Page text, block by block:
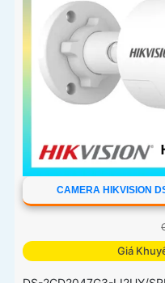
CAMERA HIKVISION
Giá